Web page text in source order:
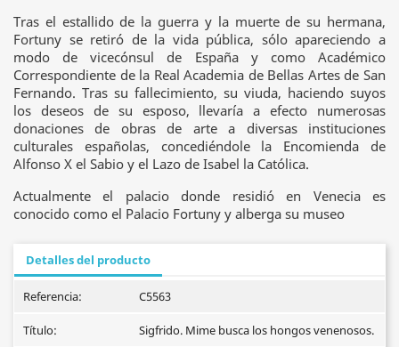
Tras el estallido de la guerra y la muerte de su hermana,
Fortuny se retiró de la vida pública, sólo apareciendo a
modo de vicecónsul de España y como Académico
Correspondiente de la Real Academia de Bellas Artes de San
Fernando. Tras su fallecimiento, su viuda, haciendo suyos
los deseos de su esposo, llevaría a efecto numerosas
donaciones de obras de arte a diversas instituciones
culturales españolas, concediéndole la Encomienda de
Alfonso X el Sabio y el Lazo de Isabel la Católica.
Actualmente el palacio donde residió en Venecia es
conocido como el Palacio Fortuny y alberga su museo
Detalles del producto
Referencia: C5563
Título: Sigfrido. Mime busca los hongos venenosos.